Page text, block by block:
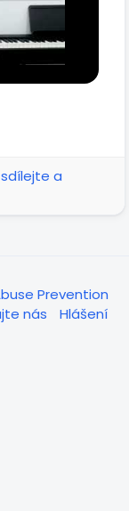
a
Prevention
nás
Hlášení